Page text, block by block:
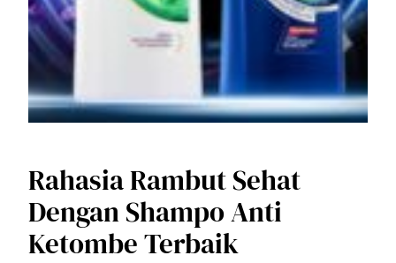
Rahasia Rambut Sehat
Dengan Shampo Anti
Ketombe Terbaik